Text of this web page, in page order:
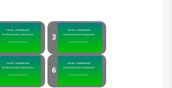
3
6